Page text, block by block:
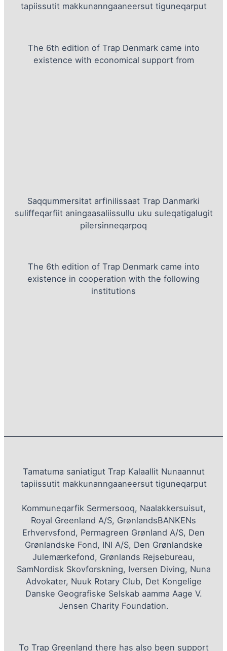
tapiissutit makkunanngaaneersut tiguneqarput
The 6th edition of Trap Denmark came into
existence with economical support from
Saqqummersitat arfinilissaat Trap Danmarki
suliffeqarfiit aningaasaliissullu uku suleqatigalugit
pilersinneqarpoq
The 6th edition of Trap Denmark came into
existence in cooperation with the following
institutions
Tamatuma saniatigut Trap Kalaallit Nunaannut
tapiissutit makkunanngaaneersut tiguneqarput
Kommuneqarfik Sermersooq, Naalakkersuisut,
Royal Greenland A/S, GrønlandsBANKENs
Erhvervsfond, Permagreen Grønland A/S, Den
Grønlandske Fond, INI A/S, Den Grønlandske
Julemærkefond, Grønlands Rejsebureau,
SamNordisk Skovforskning, Iversen Diving, Nuna
Advokater, Nuuk Rotary Club, Det Kongelige
Danske Geografiske Selskab aamma Aage V.
Jensen Charity Foundation.
To Trap Greenland there has also been support